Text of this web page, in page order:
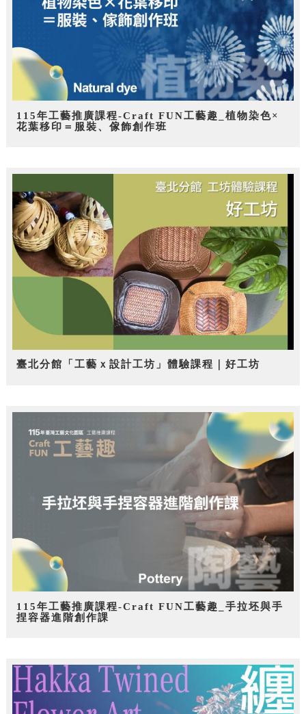
115年工藝推廣課程-Craft FUN工藝趣_植物染色×
花葉移印＝服裝、傢飾創作班
臺北分館「工藝ｘ設計工坊」體驗課程｜好工坊
115年工藝推廣課程-Craft FUN工藝趣_手拉坯與手
捏容器進階創作課